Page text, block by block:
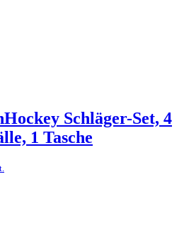
Schläger-Set, 4
1 Tasche